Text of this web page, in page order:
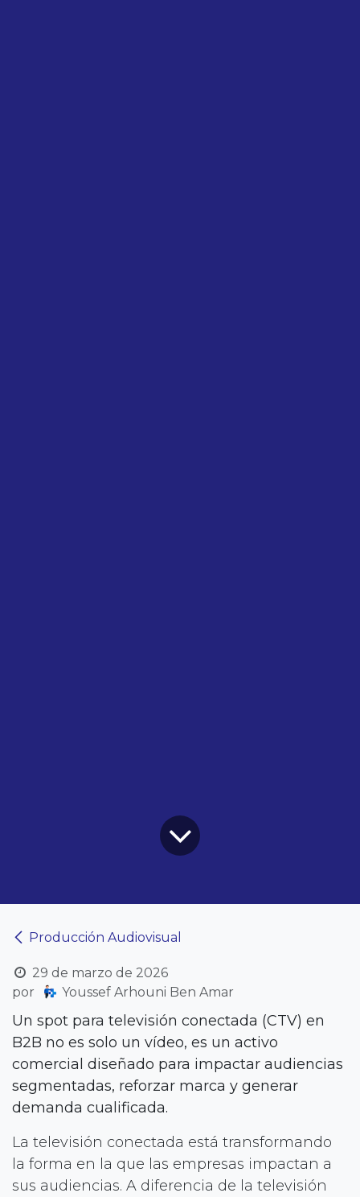
Producción Audiovisual
29 de marzo de 2026
por
Youssef Arhouni Ben Amar
Un spot para televisión conectada (CTV) en
B2B no es solo un vídeo, es un activo
comercial diseñado para impactar audiencias
segmentadas, reforzar marca y generar
demanda cualificada.
La televisión conectada está transformando
la forma en la que las empresas impactan a
sus audiencias. A diferencia de la televisión